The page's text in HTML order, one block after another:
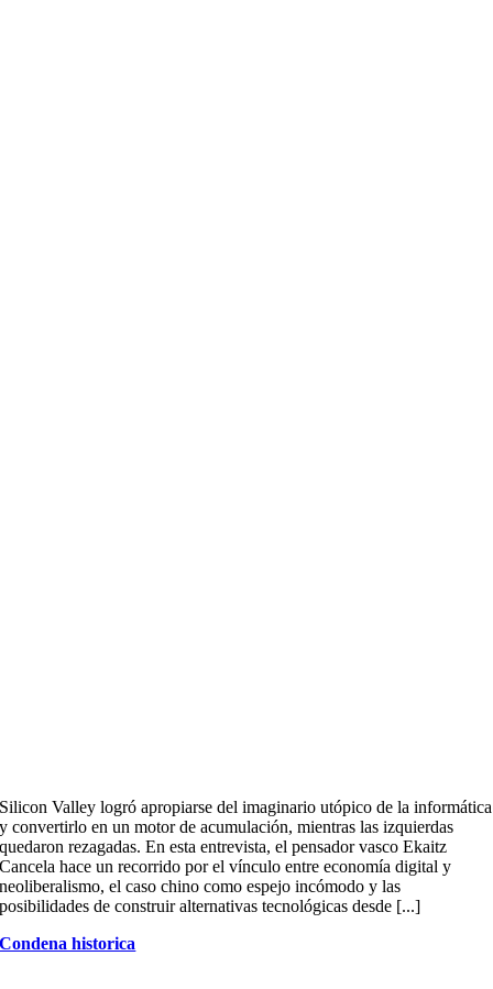
Silicon Valley logró apropiarse del imaginario utópico de la informática
y convertirlo en un motor de acumulación, mientras las izquierdas
quedaron rezagadas. En esta entrevista, el pensador vasco Ekaitz
Cancela hace un recorrido por el vínculo entre economía digital y
neoliberalismo, el caso chino como espejo incómodo y las
posibilidades de construir alternativas tecnológicas desde [...]
Condena historica